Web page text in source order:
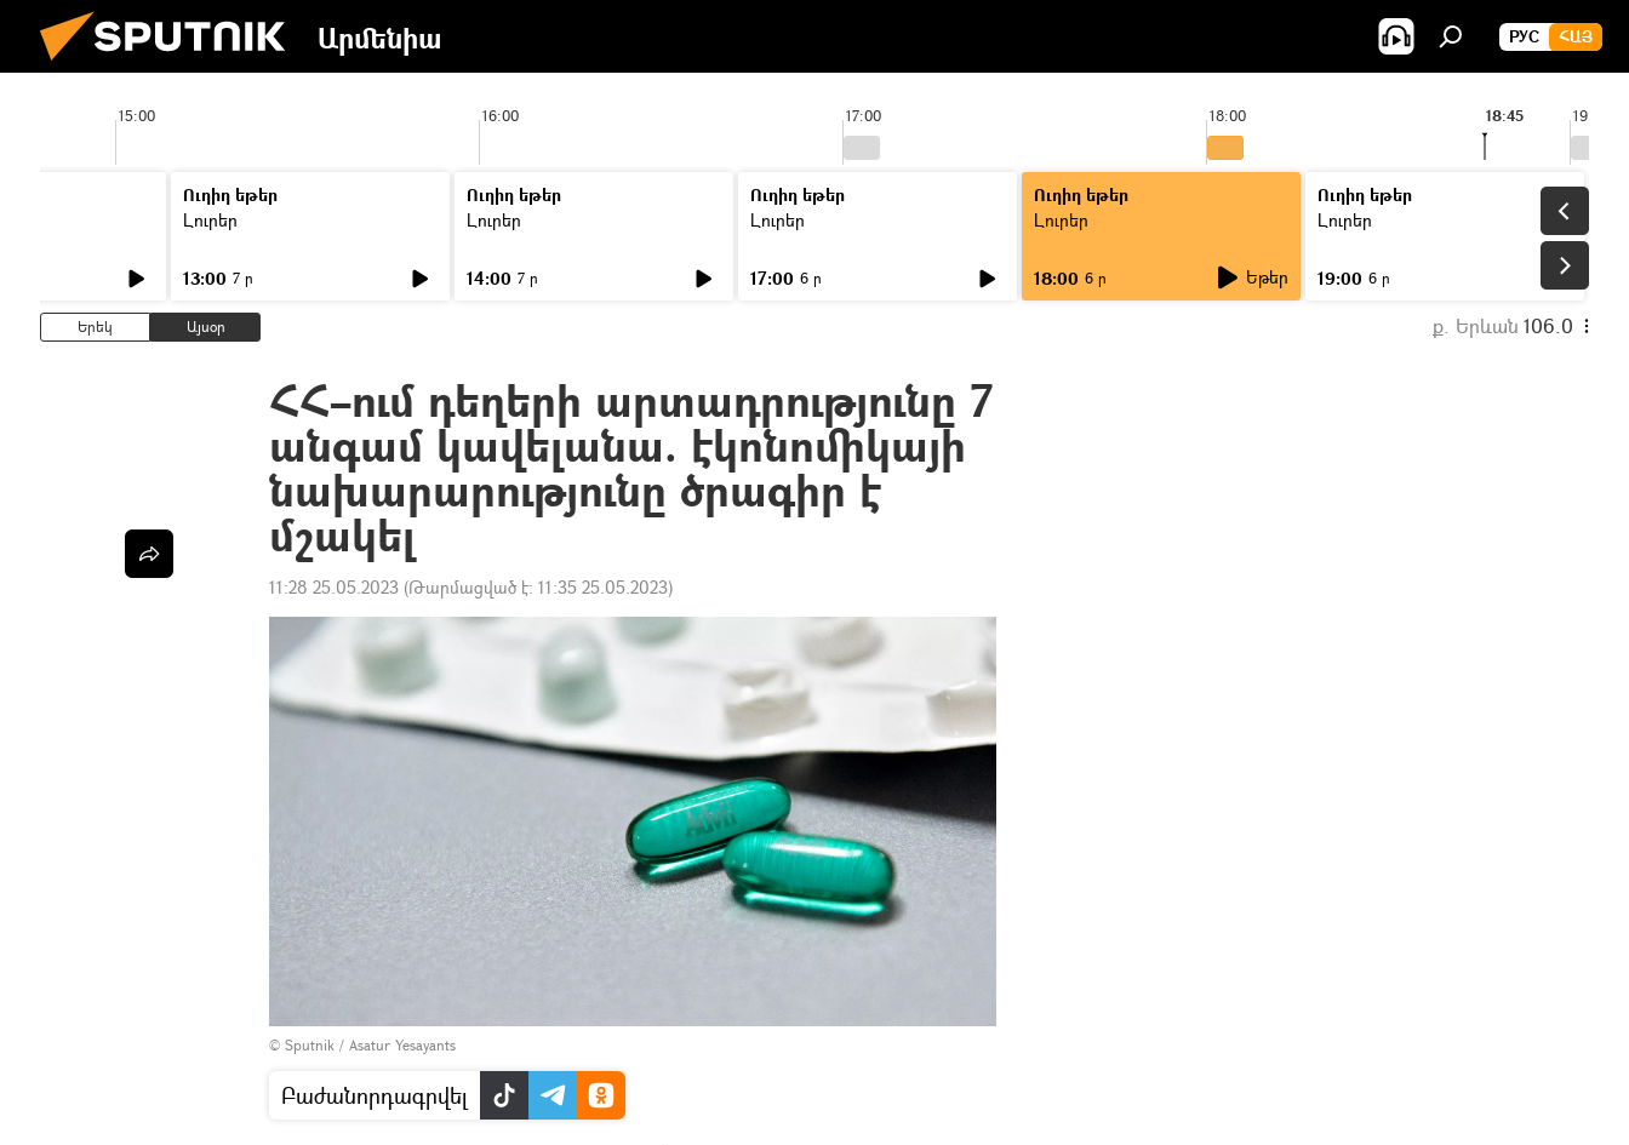
Արմենիա РУС ՀԱՅ
15:00 16:00 17:00 18:00 19:00
18:45
Ուղիղ եթեր
Լուրեր
13:00 7 ր
Ուղիղ եթեր
Լուրեր
14:00 7 ր
Ուղիղ եթեր
Լուրեր
17:00 6 ր
Ուղիղ եթեր
Լուրեր
18:00 6 ր Եթեր
Ուղիղ եթեր
Լուրեր
19:00 6 ր
Երեկ Այսօր ք. Երևան 106.0
ՀՀ–ում դեղերի արտադրությունը 7
անգամ կավելանա. էկոնոմիկայի
նախարարությունը ծրագիր է
մշակել
11:28 25.05.2023 (Թարմացված է: 11:35 25.05.2023)
© Sputnik / Asatur Yesayants
Բաժանորդագրվել